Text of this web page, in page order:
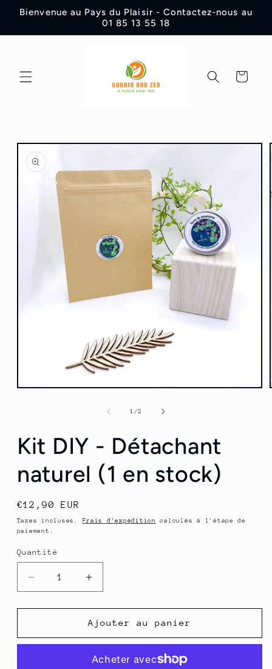
passer
contenu
Bienvenue au Pays du Plaisir - Contactez-nous au
01 85 13 55 18
Panier
Passer aux
informations
produits
Ouvrir
une
fenêtre
modale
1 /de
2
Kit DIY - Détachant
naturel (1 en stock)
Prix
habituel
€12,90 EUR
Taxes incluses. Frais d'expédition
calculés à l'étape de
paiement.
Quantité
Quantité
Réduire
la
quantité
Kit
Augmenter
la
quantité
de
Kit
Ajouter au panier